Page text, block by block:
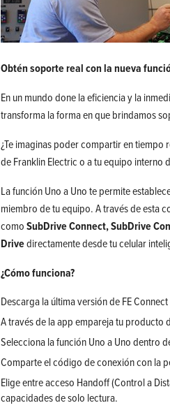
Obtén soporte real con la nueva
En un mundo done la eficiencia y la
transforma la forma en que brindamos
¿Te imaginas poder compartir en
de Franklin Electric o a tu equipo interno
La función Uno a Uno te permite
miembro de tu equipo. A través de esta
comoSubDrive Connect, SubDrive
Drivedirectamente desde tu celular
¿Cómo funciona?
Descarga la última versión de FE
A través de la app empareja tu producto
Selecciona la función Uno a Uno dentro
Comparte el código de conexión con la
Elige entre acceso Handoff (Control a
capacidades de solo lectura.